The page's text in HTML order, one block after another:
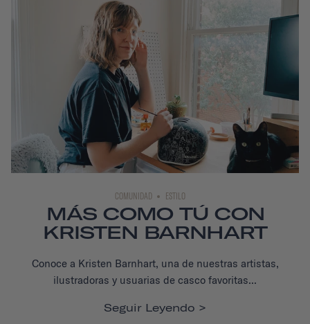
COMUNIDAD ESTILO
MÁS COMO TÚ CON
KRISTEN BARNHART
Conoce a Kristen Barnhart, una de nuestras artistas,
ilustradoras y usuarias de casco favoritas...
Seguir Leyendo